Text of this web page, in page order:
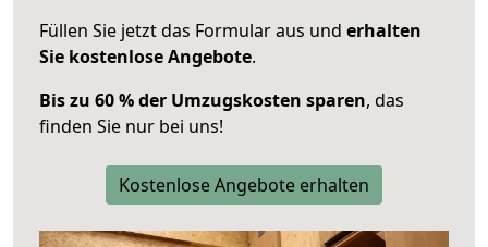
Füllen Sie jetzt das Formular aus und erhalten
Sie kostenlose Angebote.
Bis zu 60 % der Umzugskosten sparen, das
finden Sie nur bei uns!
Kostenlose Angebote erhalten